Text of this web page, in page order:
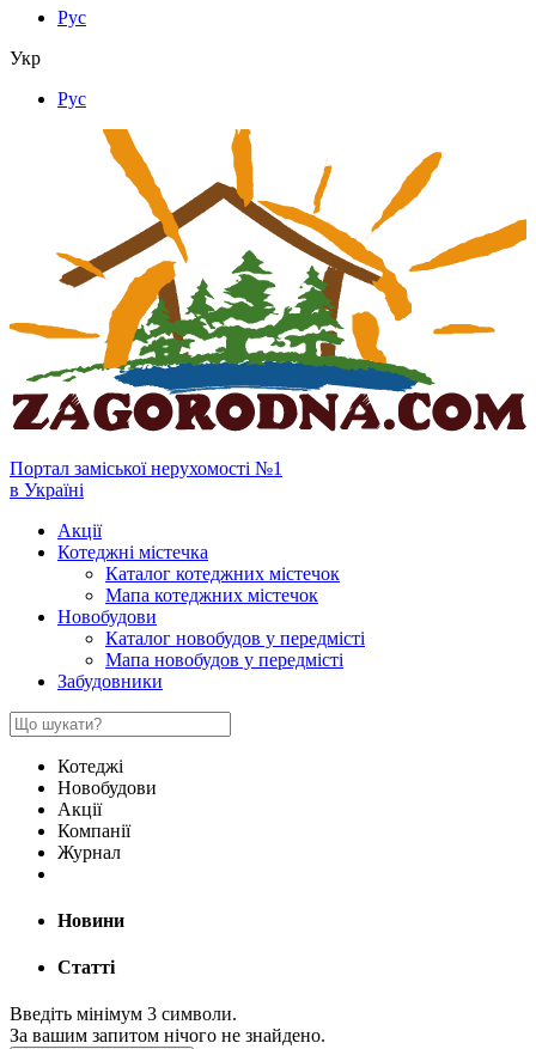
Рус
Укр
Рус
Портал заміської нерухомості №1
в Україні
Акції
Котеджні містечка
Каталог котеджних містечок
Мапа котеджних містечок
Новобудови
Каталог новобудов у передмісті
Мапа новобудов у передмісті
Забудовники
Котеджі
Новобудови
Акції
Компанії
Журнал
Новини
Статті
Введіть мінімум 3 символи.
За вашим запитом нічого не знайдено.